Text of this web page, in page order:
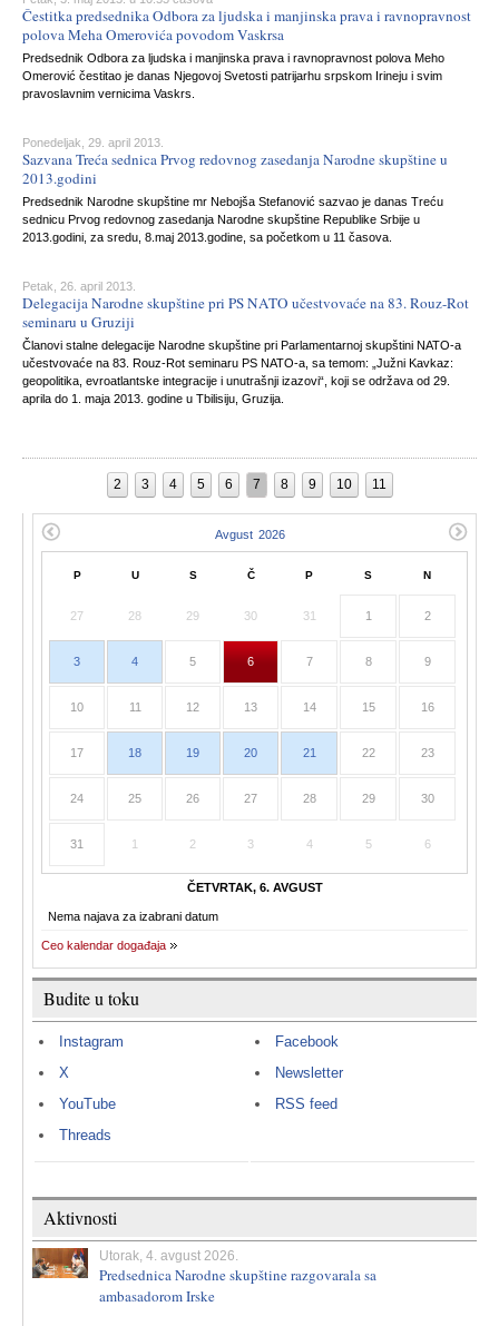
Čestitka predsednika Odbora za ljudska i manjinska prava i ravnopravnost
polova Meha Omerovića povodom Vaskrsa
Predsednik Odbora za ljudska i manjinska prava i ravnopravnost polova Meho
Omerović čestitao je danas Njegovoj Svetosti patrijarhu srpskom Irineju i svim
pravoslavnim vernicima Vaskrs.
Ponedeljak, 29. april 2013.
Sazvana Treća sednica Prvog redovnog zasedanja Narodne skupštine u
2013.godini
Predsednik Narodne skupštine mr Nebojša Stefanović sazvao je danas Treću
sednicu Prvog redovnog zasedanja Narodne skupštine Republike Srbije u
2013.godini, za sredu, 8.maj 2013.godine, sa početkom u 11 časova.
Petak, 26. april 2013.
Delegacija Narodne skupštine pri PS NATO učestvovaće na 83. Rouz-Rot
seminaru u Gruziji
Članovi stalne delegacije Narodne skupštine pri Parlamentarnoj skupštini NATO-a
učestvovaće na 83. Rouz-Rot seminaru PS NATO-a, sa temom: „Južni Kavkaz:
geopolitika, evroatlantske integracije i unutrašnji izazovi“, koji se održava od 29.
aprila do 1. maja 2013. godine u Tbilisiju, Gruzija.
2 3 4 5 6 7 8 9 10 11
P U S Č P S N
27 28 29 30 31 1 2
3 4 5 6 7 8 9
10 11 12 13 14 15 16
17 18 19 20 21 22 23
24 25 26 27 28 29 30
31 1 2 3 4 5 6
ČETVRTAK, 6. AVGUST
Nema najava za izabrani datum
Ceo kalendar događaja
Budite u toku
Instagram
X
YouTube
Threads
Facebook
Newsletter
RSS feed
Aktivnosti
Utorak, 4. avgust 2026.
Predsednica Narodne skupštine razgovarala sa
ambasadorom Irske